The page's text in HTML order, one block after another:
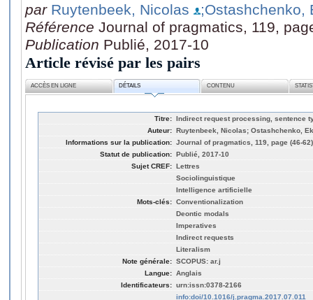
par Ruytenbeek, Nicolas
;Ostashchenko,
Référence Journal of pragmatics, 119,
Publication Publié, 2017-10
Article révisé par les pairs
ACCÈS EN LIGNE DÉTAILS CONTENU
Titre: Indirect request processing, sentence
Auteur: Ruytenbeek, Nicolas; Ostashchenko,
Informations sur la publication: Journal of pragmatics, 119, page (46-62)
Statut de publication: Publié, 2017-10
Sujet CREF: Lettres
Sociolinguistique
Intelligence artificielle
Mots-clés: Conventionalization
Deontic modals
Imperatives
Indirect requests
Literalism
Note générale: SCOPUS: ar.j
Langue: Anglais
Identificateurs: urn:issn:0378-2166
info:doi/10.1016/j.pragma.2017.07.011